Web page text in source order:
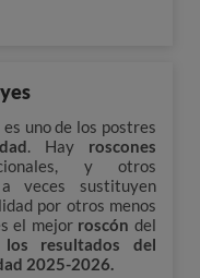
es uno de los postres
. Hay roscones
y otros
veces sustituyen
por otros menos
el mejor roscón del
resultados del
2025-2026.